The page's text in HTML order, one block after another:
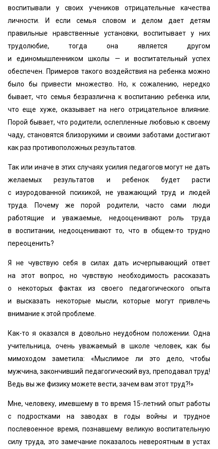
воспитывали у своих учеников отрицательные качества
личности. И если семья словом и делом дает детям
правильные нравственные установки, воспитывает у них
трудолюбие, тогда она является другом
и единомышленником школы — и воспитательный успех
обеспечен. Примеров такого воздействия на ребенка можно
было бы привести множество. Но, к сожалению, нередко
бывает, что семья безразлична к воспитанию ребенка или,
что еще хуже, оказывает на него отрицательное влияние.
Порой бывает, что родители, ослепленные любовью к своему
чаду, становятся близорукими и своими заботами достигают
как раз противоположных результатов.
Так или иначе в этих случаях усилия педагогов могут не дать
желаемых результатов и ребенок будет расти
с изуродованной психикой, не уважающий труд и людей
труда. Почему же порой родители, часто сами люди
работящие и уважаемые, недооценивают роль труда
в воспитании, недооценивают то, что в общем-то трудно
переоценить?
Я не чувствую себя в силах дать исчерпывающий ответ
на этот вопрос, но чувствую необходимость рассказать
о некоторых фактах из своего педагогического опыта
и высказать некоторые мысли, которые могут привлечь
внимание к этой проблеме.
Как-то я оказался в довольно неудобном положении. Одна
учительница, очень уважаемый в школе человек, как бы
мимоходом заметила: «Мыслимое ли это дело, чтобы
мужчина, закончивший педагогический вуз, преподавал труд!
Ведь вы же физику можете вести, зачем вам этот труд?!»
Мне, человеку, имевшему в то время 15-летний опыт работы
с подростками на заводах в годы войны и трудное
послевоенное время, познавшему великую воспитательную
силу труда, это замечание показалось невероятным в устах